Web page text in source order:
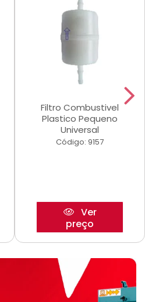
Filtro Combustivel
Plastico Pequeno
Universal
Código: 9157
Ver
preço